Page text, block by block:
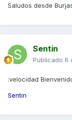
Saludos desde
Sentin
Publicado 6
:velocidad
Sentin